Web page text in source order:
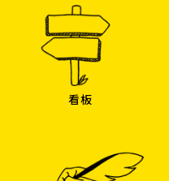
看板